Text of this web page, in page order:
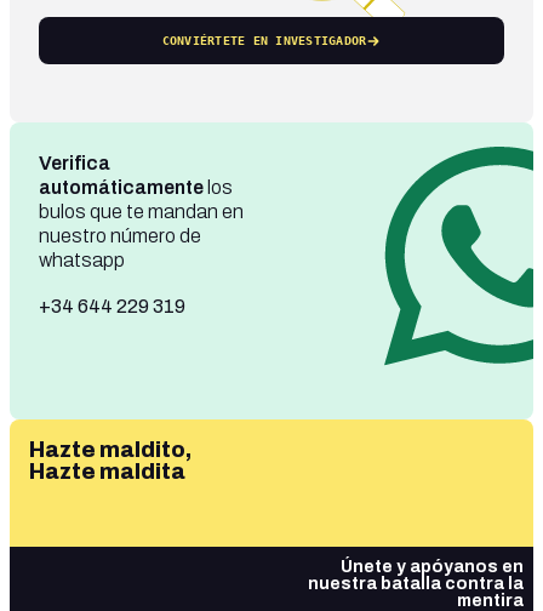
CONVIÉRTETE EN INVESTIGADOR
Verifica
automáticamente los
bulos que te mandan en
nuestro número de
whatsapp
+34 644 229 319
Hazte maldito,
Hazte maldita
Únete y apóyanos en
nuestra batalla contra la
mentira